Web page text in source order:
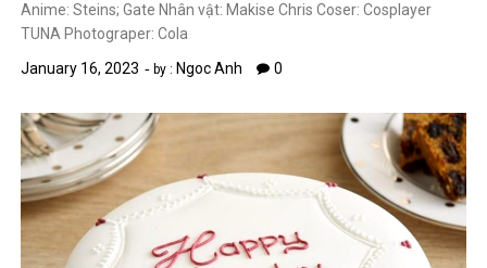
Anime: Steins; Gate Nhân vật: Makise Chris Coser: Cosplayer
TUNA Photograper: Cola
January 16, 2023
by : Ngoc Anh 0